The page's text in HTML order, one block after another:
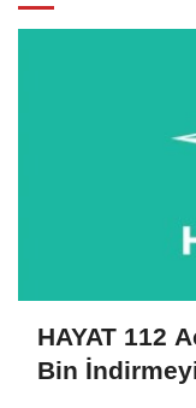
HAYAT 112
Bin